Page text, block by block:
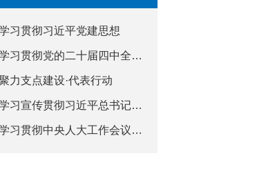
习贯彻习近平党建思想
学习贯彻党的二十届四中全会精神
力支点建设·代表行动
学习宣传贯彻习近平总书记关于坚持
学习贯彻中央人大工作会议精神